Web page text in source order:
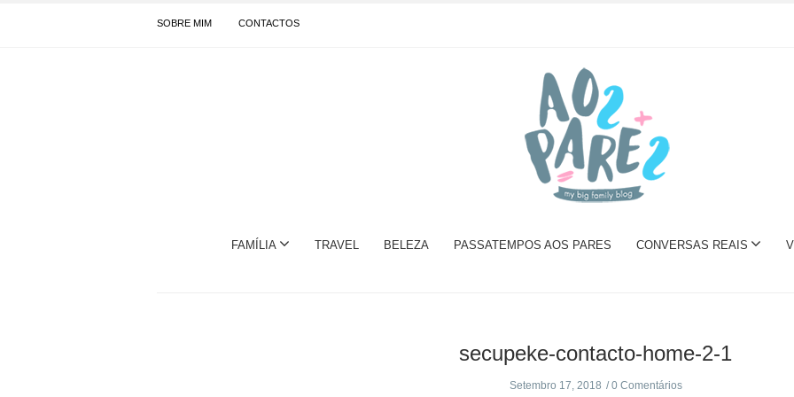
SOBRE MIM CONTACTOS
FAMÍLIA TRAVEL BELEZA PASSATEMPOS AOS PARES CONVERSAS REAIS
secupeke-contacto-home-2-1
Setembro 17, 2018 0 Comentários